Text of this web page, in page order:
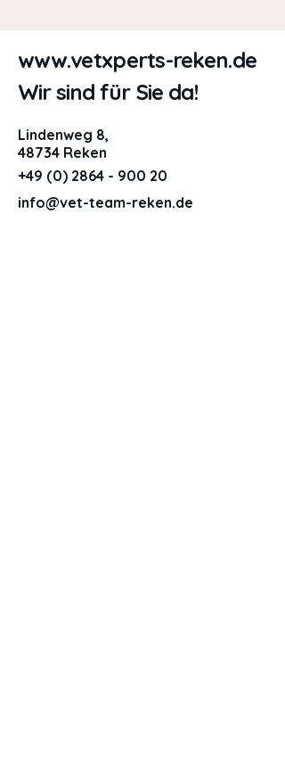
www.vetxperts-reken.de
Wir sind für Sie da!
Lindenweg 8,
48734 Reken
+49 (0) 2864 - 900 20
info@vet-team-reken.de